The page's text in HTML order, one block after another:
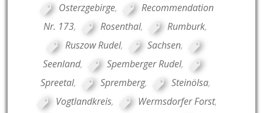
Osterzgebirge,
Recommendation
Nr. 173, Rosenthal, Rumburk,
Ruszow Rudel, Sachsen,
Seenland, Spemberger Rudel,
Spreetal, Spremberg, Steinölsa,
Vogtlandkreis, Wermsdorfer Forst,